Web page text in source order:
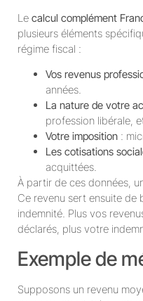
Le calcul complément
plusieurs éléments
régime fiscal :
Vos revenus
années.
La nature de votre
profession libérale,
Votre imposition :
Les cotisations
acquittées.
À partir de ces données,
Ce revenu sert ensuite de
indemnité. Plus vos
déclarés, plus votre
Exemple de
Supposons un revenu